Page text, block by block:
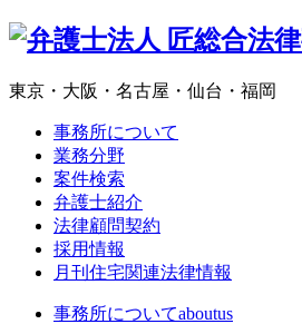
東京・大阪・名古屋・仙台・福岡
事務所について
業務分野
案件検索
弁護士紹介
法律顧問契約
採用情報
月刊住宅関連法律情報
事務所についてaboutus